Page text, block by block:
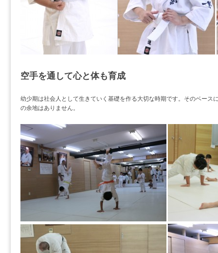
空手を通して心と体も育成
幼少期は社会人として生きていく基礎を作る大切な時期です。そのベース
の余地はありません。